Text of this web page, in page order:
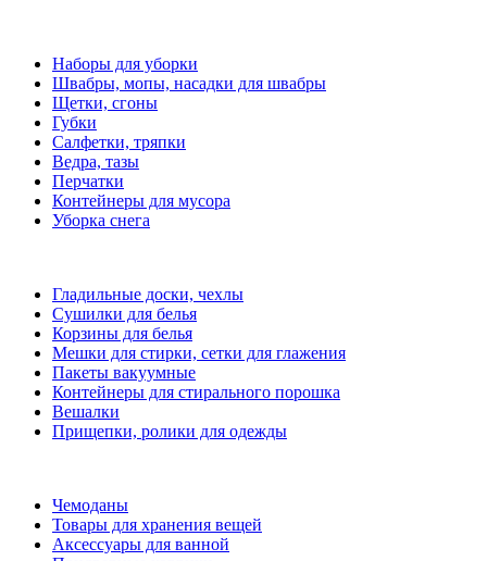
Наборы для уборки
Швабры, мопы, насадки для швабры
Щетки, сгоны
Губки
Салфетки, тряпки
Ведра, тазы
Перчатки
Контейнеры для мусора
Уборка снега
Гладильные доски, чехлы
Сушилки для белья
Корзины для белья
Мешки для стирки, сетки для глажения
Пакеты вакуумные
Контейнеры для стирального порошка
Вешалки
Прищепки, ролики для одежды
Чемоданы
Товары для хранения вещей
Аксессуары для ванной